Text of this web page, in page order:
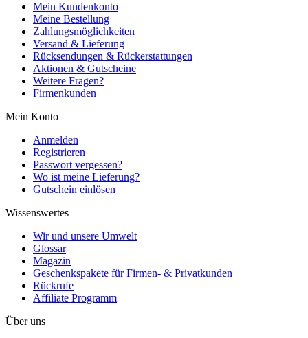
Mein Kundenkonto
Meine Bestellung
Zahlungsmöglichkeiten
Versand & Lieferung
Rücksendungen & Rückerstattungen
Aktionen & Gutscheine
Weitere Fragen?
Firmenkunden
Mein Konto
Anmelden
Registrieren
Passwort vergessen?
Wo ist meine Lieferung?
Gutschein einlösen
Wissenswertes
Wir und unsere Umwelt
Glossar
Magazin
Geschenkspakete für Firmen- & Privatkunden
Rückrufe
Affiliate Programm
Über uns